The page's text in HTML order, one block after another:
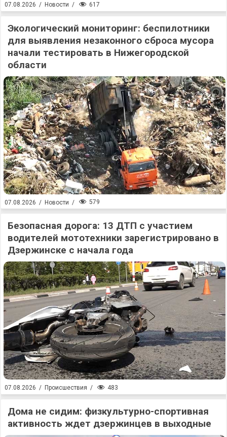
07.08.2026 / Новости / 617
Экологический мониторинг: беспилотники
для выявления незаконного сброса мусора
начали тестировать в Нижегородской
области
07.08.2026 / Новости / 579
Безопасная дорога: 13 ДТП с участием
водителей мототехники зарегистрировано в
Дзержинске с начала года
07.08.2026 / Происшествия / 483
Дома не сидим: физкультурно-спортивная
активность ждет дзержинцев в выходные